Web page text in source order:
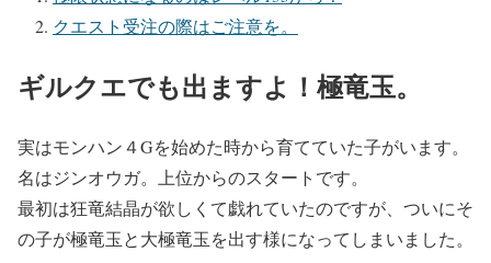
クエスト受注の際はご注意を。
ギルクエでも出ますよ！極竜玉。
実はモンハン４Gを始めた時から育てていた子がいます。
名はジンオウガ。上位からのスタートです。
最初は狂竜結晶が欲しくて戯れていたのですが、ついにそ
の子が極竜玉と大極竜玉を出す様になってしまいました。